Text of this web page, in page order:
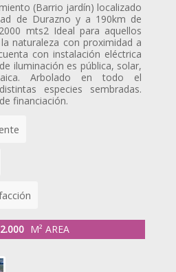
(Barrio jardín) localizado
de Durazno y a 190km de
mts2 Ideal para aquellos
naturaleza con proximidad a
con instalación eléctrica
iluminación es pública, solar,
Arbolado en todo el
especies sembradas.
financiación.
2.000 M² AREA